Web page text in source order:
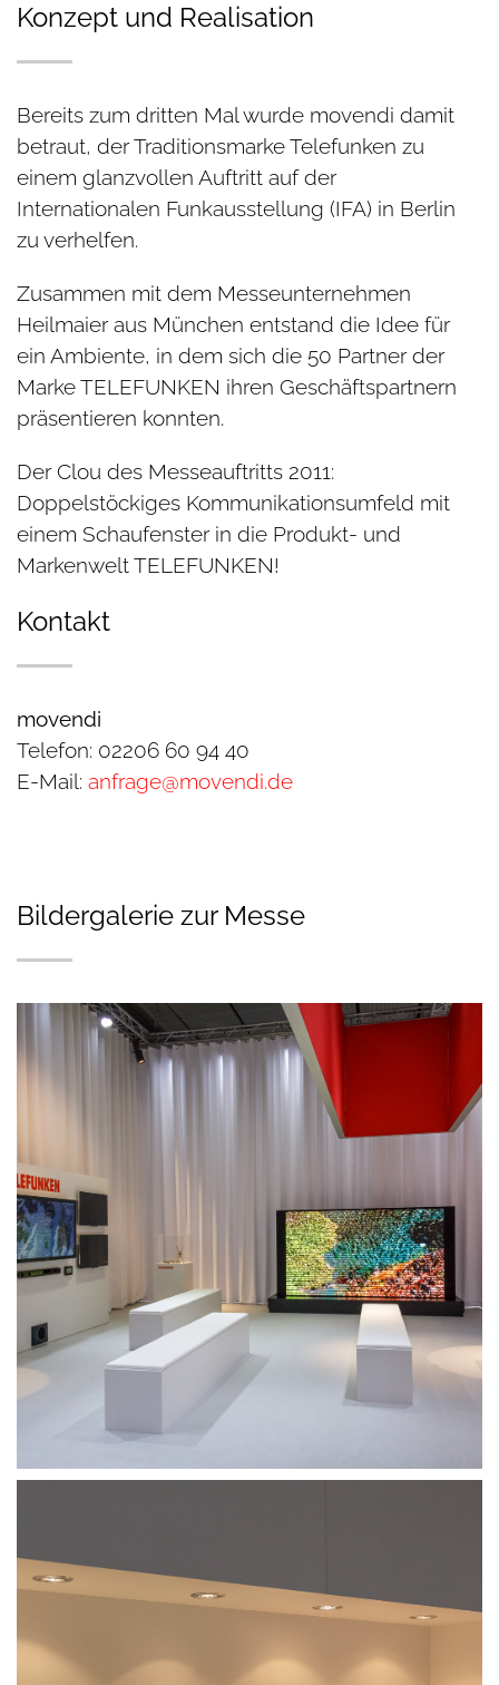
Konzept und Realisation
Bereits zum dritten Mal wurde movendi damit
betraut, der Traditionsmarke Telefunken zu
einem glanzvollen Auftritt auf der
Internationalen Funkausstellung (IFA) in Berlin
zu verhelfen.
Zusammen mit dem Messeunternehmen
Heilmaier aus München entstand die Idee für
ein Ambiente, in dem sich die 50 Partner der
Marke TELEFUNKEN ihren Geschäftspartnern
präsentieren konnten.
Der Clou des Messeauftritts 2011:
Doppelstöckiges Kommunikationsumfeld mit
einem Schaufenster in die Produkt- und
Markenwelt TELEFUNKEN!
Kontakt
movendi
Telefon: 02206 60 94 40
E-Mail: anfrage@movendi.de
Bildergalerie zur Messe